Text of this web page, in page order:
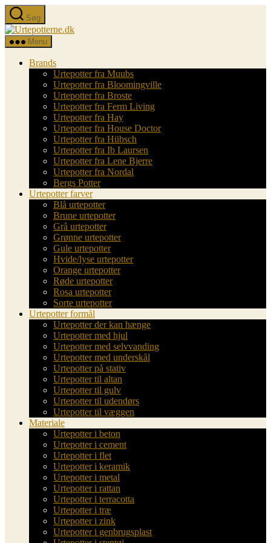
Spring
til
indholdet
Søg
Urtepotterne.dk
Menu
Brands
Urtepotter fra Muubs
Urtepotter fra Bloomingville
Urtepotter fra Broste
Urtepotter fra Ferm Living
Urtepotter fra Hay
Urtepotter fra House Doctor
Urtepotter fra Hübsch
Urtepotter fra Ib Laursen
Urtepotter fra Lene Bjerre
Urtepotter fra Nordal
Bergs Potter
Urtepotter farver
Blå urtepotter
Brune urtepotter
Grå urtepotter
Grønne urtepotter
Gule urtepotter
Hvide/lyse urtepotter
Orange urtepotter
Røde urtepotter
Rosa urtepotter
Sorte urtepotter
Urtepotter formål
Urtepotter der kan hænge
Urtepotter med hjul
Urtepotter med selvvanding
Urtepotter med underskål
Urtepotter på stativ
Urtepotter til altan
Urtepotter til gulv
Urtepotter til udendørs
Urtepotter til væggen
Materiale
Urtepotter i beton
Urtepotter i cement
Urtepotter i flet
Urtepotter i keramik
Urtepotter i metal
Urtepotter i rattan
Urtepotter i terracotta
Urtepotter i træ
Urtepotter i zink
Urtepotter i genbrugsplast